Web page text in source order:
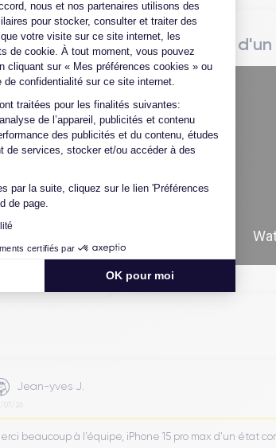
nous et nos partenaires utilisons des
pour stocker, consulter et traiter des
votre visite sur ce site internet, les
de cookie. À tout moment, vous pouvez
cliquant sur « Mes préférences cookies » ou
de confidentialité sur ce site internet.
traitées pour les finalités suivantes:
de l’appareil, publicités et contenu
des publicités et du contenu, études
de services, stocker et/ou accéder à des
par la suite, cliquez sur le lien 'Préférences
de page.
certifiés par
OK pour moi
Axeptio consent
de téléphones
des
des produits
nos soins et
test et
le produit, que
pour
accompagné
nos experts
Parcours
Jean-yves J.
07/26
beaucoup à l’équipe, iPhone 15 pro max d’un état